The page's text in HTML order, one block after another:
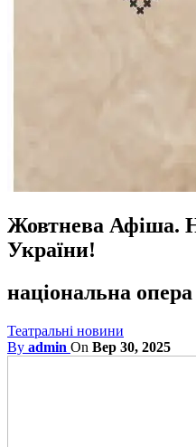
Жовтнева Афіша.
України!
національна
Театральні новини
By admin On Вер 30, 2025